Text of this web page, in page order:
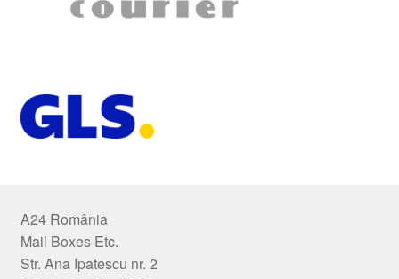
A24 România
Mail Boxes Etc.
Str. Ana Ipatescu nr. 2